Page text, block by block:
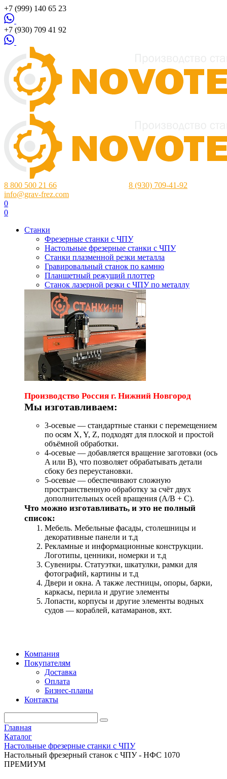
+7 (999) 140 65 23
+7 (930) 709 41 92
8 800 500 21 66
8 (930) 709-41-92
info@grav-frez.com
0
0
Станки
Фрезерные станки с ЧПУ
Настольные фрезерные станки с ЧПУ
Станки плазменной резки металла
Гравировальный станок по камню
Планшетный режущий плоттер
Станок лазерной резки с ЧПУ по металлу
Производство Россия г. Нижний Новгород
Мы изготавливаем:
3-осевые — стандартные станки с перемещением
по осям X, Y, Z, подходят для плоской и простой
объёмной обработки.
4-осевые — добавляется вращение заготовки (ось
A или B), что позволяет обрабатывать детали
сбоку без переустановки.
5-осевые — обеспечивают сложную
пространственную обработку за счёт двух
дополнительных осей вращения (A/B + C).
Что можно изготавливать, и это не полный
список:
Мебель. Мебельные фасады, столешницы и
декоративные панели и т.д
Рекламные и информационные конструкции.
Логотипы, ценники, номерки и т.д
Сувениры. Статуэтки, шкатулки, рамки для
фотографий, картины и т.д
Двери и окна. А также лестницы, опоры, барки,
каркасы, перила и другие элементы
Лопасти, корпусы и другие элементы водных
судов — кораблей, катамаранов, яхт.
Компания
Покупателям
Доставка
Оплата
Бизнес-планы
Контакты
Главная
Каталог
Настольные фрезерные станки с ЧПУ
Настольный фрезерный станок с ЧПУ - НФС 1070
ПРЕМИУМ